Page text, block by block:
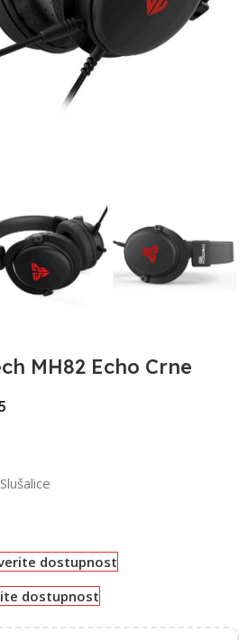
MH82 Echo Crne
Slušalice
dostupnost
dostupnost